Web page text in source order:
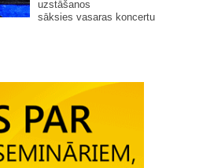
uzstāšanos
sāksies vasaras koncertu